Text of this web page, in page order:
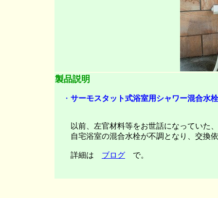
製品説明
・ サーモスタット式浴室用シャワー混合水
以前、左官材料等をお世話になっていた、
自宅浴室の混合水栓が不調となり、交換
詳細は ブログ で。